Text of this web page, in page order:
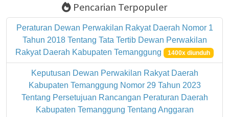
Pencarian Terpopuler
Peraturan Dewan Perwakilan Rakyat Daerah Nomor 1
Tahun 2018 Tentang Tata Tertib Dewan Perwakilan
Rakyat Daerah Kabupaten Temanggung
1400x diunduh
Keputusan Dewan Perwakilan Rakyat Daerah
Kabupaten Temanggung Nomor 29 Tahun 2023
Tentang Persetujuan Rancangan Peraturan Daerah
Kabupaten Temanggung Tentang Anggaran